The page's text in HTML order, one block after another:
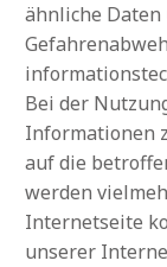
ähnliche
Bei der
Informationen
auf die
werden
Internetseite
unserer